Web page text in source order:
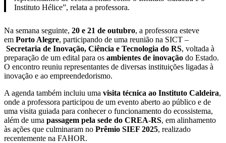
Instituto Hélice”, relata a professora.
Na semana seguinte, 20 e 21 de outubro, a professora esteve
em Porto Alegre, participando de uma reunião na SICT –
Secretaria de Inovação, Ciência e Tecnologia do RS, voltada à
preparação de um edital para os ambientes de inovação do Estado.
O encontro reuniu representantes de diversas instituições ligadas à
inovação e ao empreendedorismo.
A agenda também incluiu uma visita técnica ao Instituto Caldeira,
onde a professora participou de um evento aberto ao público e de
uma visita guiada para conhecer o funcionamento do ecossistema,
além de uma passagem pela sede do CREA-RS, em alinhamento
às ações que culminaram no Prêmio SIEF 2025, realizado
recentemente na FAHOR.